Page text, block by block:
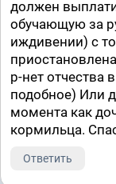
должен
обучающую за
иждивении) с
р-нет отчества
подобное) Или
момента как
кормильца.
Ответить